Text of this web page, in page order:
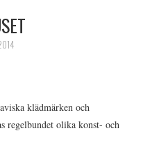
klädmärken och
regelbundet olika konst- och